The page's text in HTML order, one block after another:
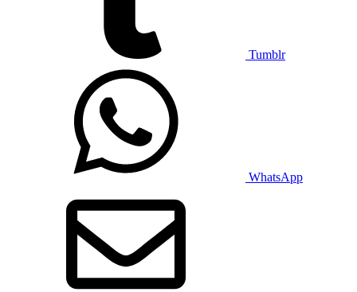
Tumblr
WhatsApp